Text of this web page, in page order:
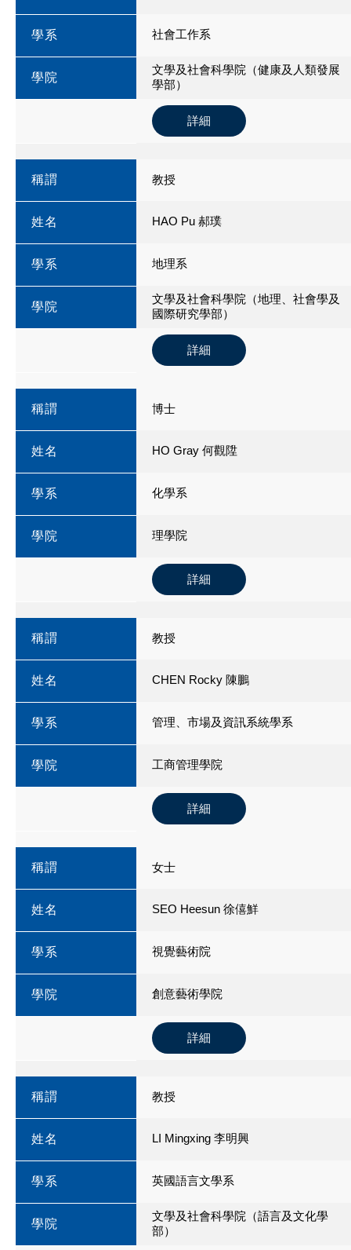
學系 社會工作系
學院
文學及社會科學院（健康及人類發展
學部）
詳細
稱謂 教授
姓名 HAO Pu 郝璞
學系 地理系
學院
文學及社會科學院（地理、社會學及
國際研究學部）
詳細
稱謂 博士
姓名 HO Gray 何觀陞
學系 化學系
學院 理學院
詳細
稱謂 教授
姓名 CHEN Rocky 陳鵬
學系 管理、市場及資訊系統學系
學院 工商管理學院
詳細
稱謂 女士
姓名 SEO Heesun 徐僖鮮
學系 視覺藝術院
學院 創意藝術學院
詳細
稱謂 教授
姓名 LI Mingxing 李明興
學系 英國語言文學系
學院
文學及社會科學院（語言及文化學
部）